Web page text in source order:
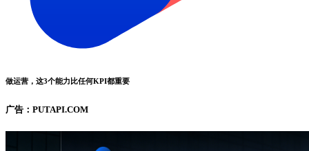
做运营，这3个能力比任何KPI都重要
广告：PUTAPI.COM